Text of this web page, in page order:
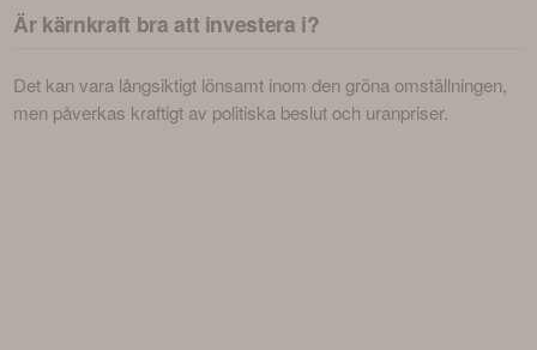
Är kärnkraft bra att investera i?
Det kan vara långsiktigt lönsamt inom den gröna omställningen,
men påverkas kraftigt av politiska beslut och uranpriser.